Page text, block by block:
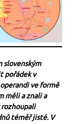
slovenským
pořádek v
ve formě
měli a znali a
rozhoupali
téměř jisté. V